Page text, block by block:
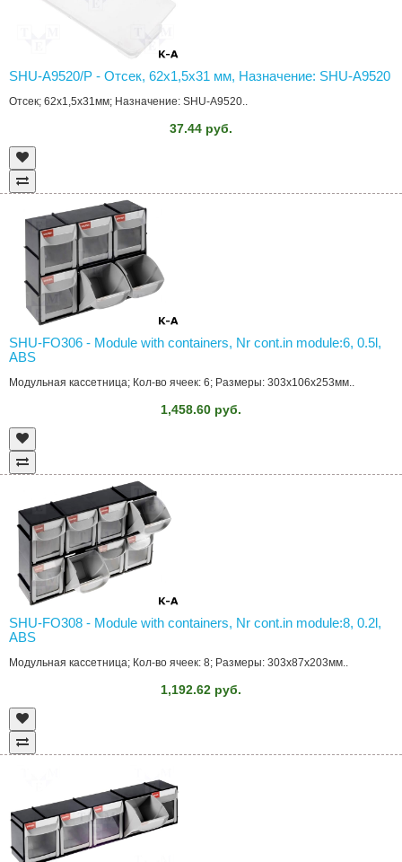
SHU-A9520/P - Отсек, 62x1,5x31 мм, Назначение: SHU-A9520
Отсек; 62x1,5x31мм; Назначение: SHU-A9520..
37.44 руб.
SHU-FO306 - Module with containers, Nr cont.in module:6, 0.5l,
ABS
Модульная кассетница; Кол-во ячеек: 6; Размеры: 303x106x253мм..
1,458.60 руб.
SHU-FO308 - Module with containers, Nr cont.in module:8, 0.2l,
ABS
Модульная кассетница; Кол-во ячеек: 8; Размеры: 303x87x203мм..
1,192.62 руб.